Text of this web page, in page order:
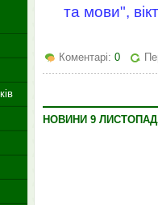
та мови",
Коментарі: 0
НОВИНИ 9